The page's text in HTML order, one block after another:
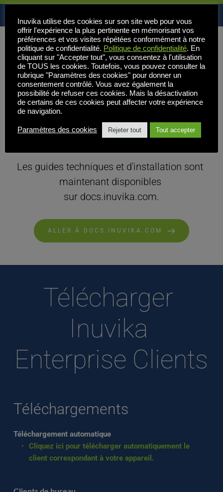
Avis de support
et mises à jour
d'Inuvika
Les guides techniques et d'installation sont
maintenant disponibles
sur docs.inuvika.com.
ALLER À DOCS.INUVIKA.COM
Télécharger
Inuvika
Enterprise Clients
Téléchargements
Téléchargement automatique
Cliquez ici pour télécharger automatiquement le
client correspondant à votre appareil.
Inuvika utilise des cookies sur son site web pour vous
offrir l'expérience la plus pertinente en mémorisant vos
préférences et vos visites répétées conformément à notre
politique de confidentialité. Politique de confidentialité. En
cliquant sur "Accepter tout", vous consentez à l'utilisation
de TOUS les cookies. Toutefois, vous pouvez consulter la
rubrique "Paramètres des cookies" pour donner un
consentement contrôlé. Vous avez également la
possibilité de refuser ces cookies. Mais la désactivation
de certains de ces cookies peut affecter votre expérience
de navigation.
Paramètres des cookies Rejeter tout Tout accepter